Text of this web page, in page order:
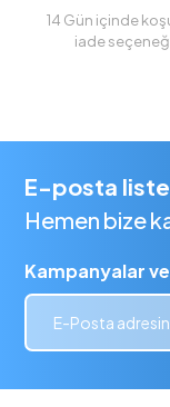
14 Gün içinde
iade
E-posta
Hemen bize
Kampanyalar